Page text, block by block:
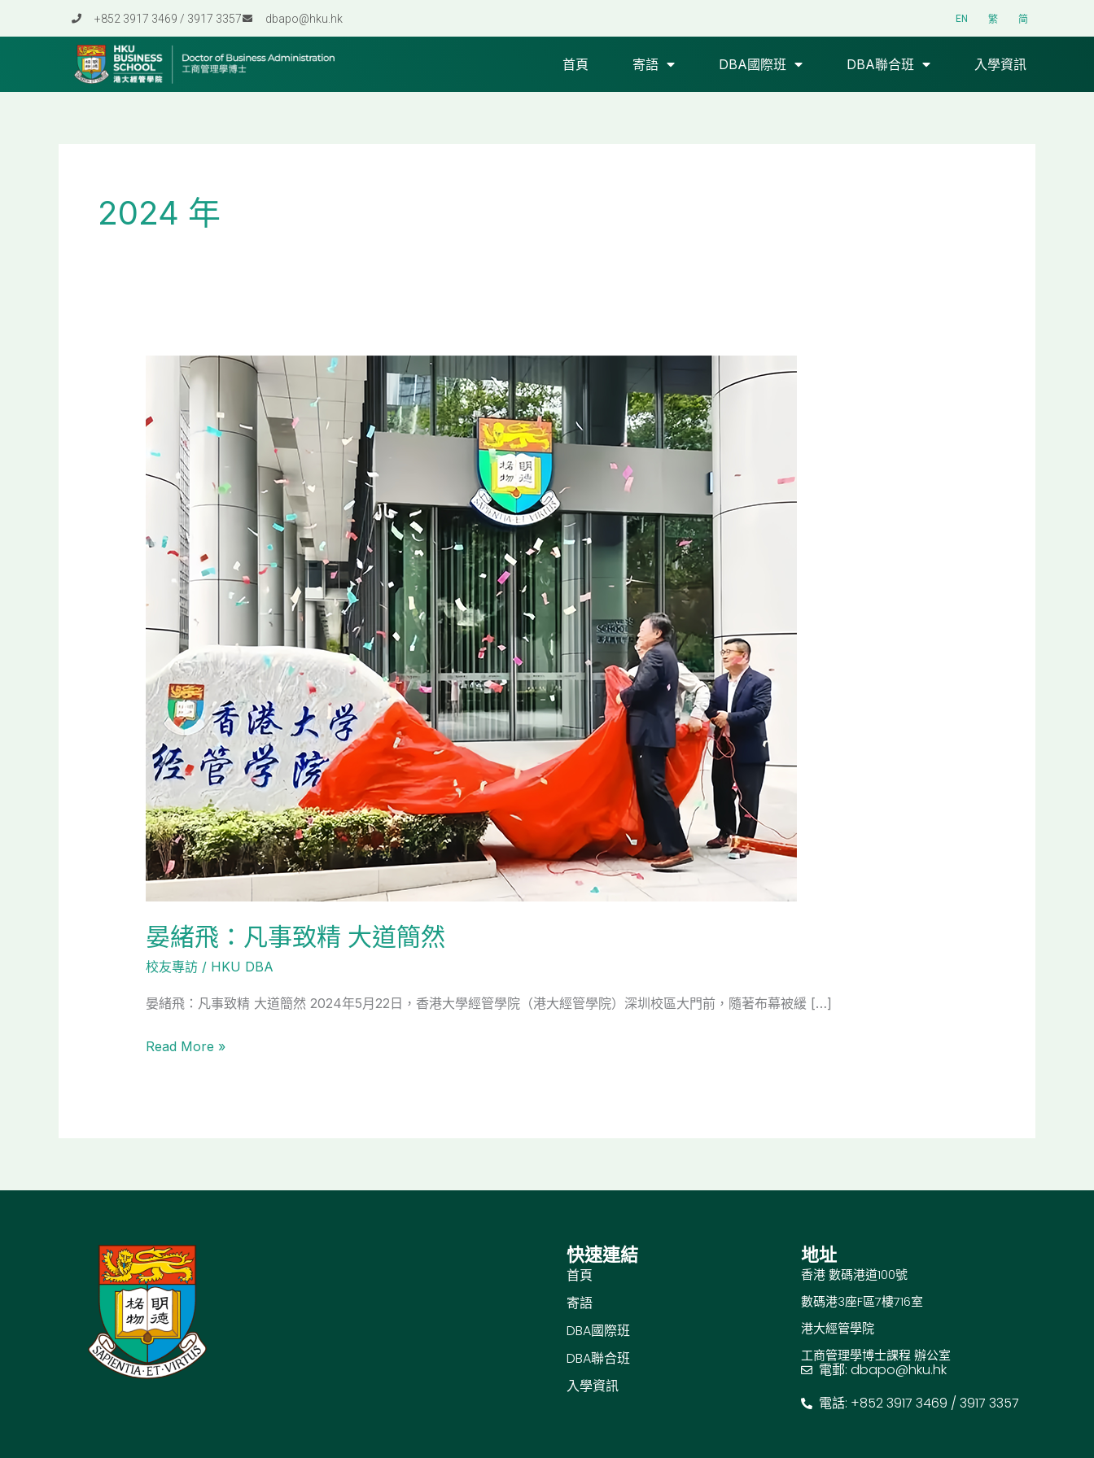
to
EN 繁 简
+852 3917 3469 / 3917 3357 dbapo@hku.hk
首頁 寄語 DBA國際班 DBA聯合班 入學資訊
2024 年
晏緒飛：凡事致精 大道簡然
校友專訪/ HKU DBA
晏緒飛：凡事致精 大道簡然 2024年5月22日，香港大學經管學院（港大經管學院）深圳校區大門前，隨著布幕被緩 […]
飛：
事
致
然
Read More »
快速連結
首頁
寄語
DBA國際班
DBA聯合班
入學資訊
地址
香港 數碼港道100號
數碼港3座F區7樓716室
港大經管學院
工商管理學博士課程 辦公室
電郵: dbapo@hku.hk
電話: +852 3917 3469 / 3917 3357